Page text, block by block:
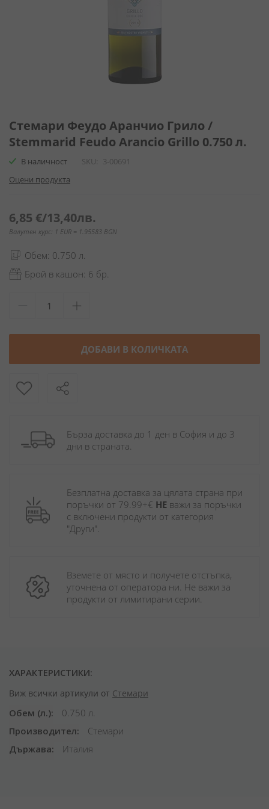
към
на
галерия
снимки
Стемари Феудо Аранчио Грило /
Stemmarid Feudo Arancio Grillo 0.750 л.
В наличност SKU
3-00691
Оцени продукта
6,85 €/13,40лв.
Валутен курс: 1 EUR = 1.95583 BGN
Обем: 0.750 л.
Брой в кашон: 6 бр.
ДОБАВИ В КОЛИЧКАТА
Бърза доставка до 1 ден в София и до 3
дни в страната.
Безплатна доставка за цялата страна при
поръчки от 79.99+€ НЕ важи за поръчки
с включени продукти от категория
"Други".
Вземете от място и получете отстъпка,
уточнена от оператора ни. Не важи за
продукти от лимитирани серии.
ХАРАКТЕРИСТИКИ:
Виж всички артикули от Стемари
Обем (л.)
0.750 л.
Производител
Стемари
Държава
Италия